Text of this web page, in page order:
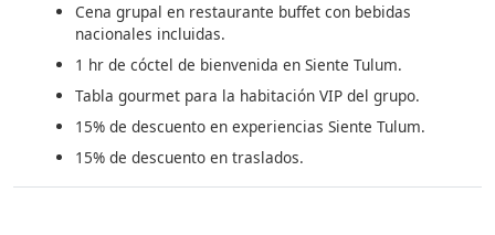
Cena grupal en restaurante buffet con bebidas
nacionales incluidas.
1 hr de cóctel de bienvenida en Siente Tulum.
Tabla gourmet para la habitación VIP del grupo.
15% de descuento en experiencias Siente Tulum.
15% de descuento en traslados.